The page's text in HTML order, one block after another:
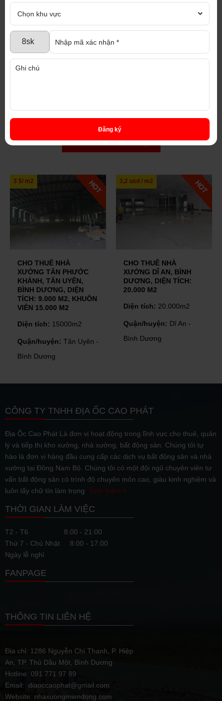
SẢN PHẨM CÙNG LOẠI
3,2 usd / m2
CHO THUÊ NHÀ
XƯỞNG DĨ AN, BÌNH
DƯƠNG, DIỆN TÍCH:
20.000 M2
Diện tích:20.000m2
Quận/huyện:Dĩ An -
Bình Dương
2,8 $ / m2
CHO THUÊ NHÀ
XƯỞNG THUẬN AN,
BÌNH DƯƠNG, DIỆN
TÍCH: 3.200 M2
Diện tích: 3200m2
Quận/huyện: Thuận An -
Bình Dương
CÔNG TY TNHH ĐỊA ỐC CAO PHÁT
Địa Ốc Cao Phát Là đơn vị hoạt động trong lĩnh vực cho thuê, quản
lý và tiếp thị kho xưởng, nhà xưởng, bất động sản. Chúng tôi tự
hào là đơn vị hàng đầu cung cấp các dịch vụ bất động sản và nhà
xưởng tại Đông Nam Bộ. Chúng tôi có một đội ngũ chuyên viên tư
vấn bất động sản có trình độ chuyên môn cao, giàu kinh nghiệm và
luôn lấy chữ tín làm trọng Xem thêm
THỜI GIAN LÀM VIỆC
T2 - T6
8:00 - 21:00
Thứ 7 - Chủ Nhật
8:00 - 17:00
Ngày lễ nghỉ
FANPAGE
THÔNG TIN LIÊN HỆ
Địa chỉ: 1286 Nguyễn Chí Thanh, P. Hiệp
An, TP. Thủ Dầu Một, Bình Dương
Hotline: 091 771 97 89
Email: diaoccaophat@gmail.com
Website: nhaxuongmiendong.com
Đăng ký